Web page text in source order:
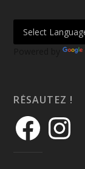
Powered by
RÉSAUTEZ !